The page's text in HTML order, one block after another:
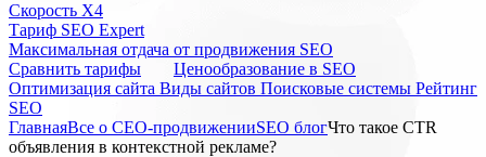
Скорость Х4
Тариф SEO Expert
Максимальная отдача от продвижения SEO
Cравнить тарифы
Ценообразование в SEO
Оптимизация сайта Виды сайтов Поисковые системы Рейтинг
SEO
ГлавнаяВсе о СЕО-продвиженииSEO блогЧто такое CTR
объявления в контекстной рекламе?